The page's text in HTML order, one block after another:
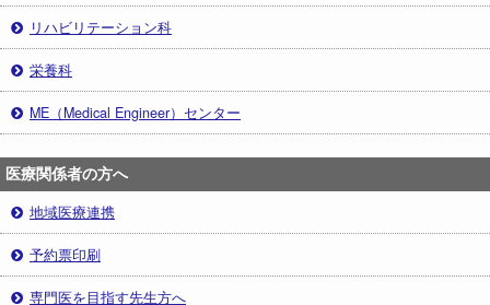
リハビリテーション科
栄養科
ME（Medical Engineer）センター
医療関係者の方へ
地域医療連携
予約票印刷
専門医を目指す先生方へ